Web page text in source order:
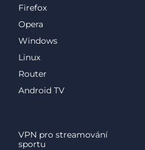
Firefox
Opera
Windows
Linux
Router
Android TV
VPN pro streamování
sportu